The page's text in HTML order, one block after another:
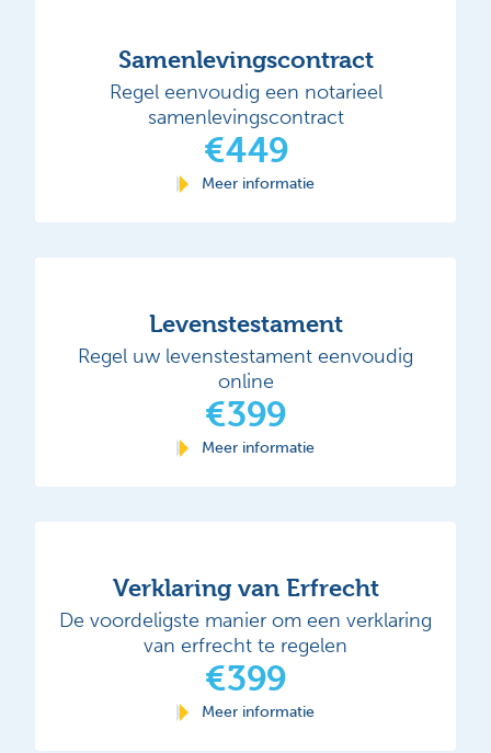
Samenlevingscontract
Regel eenvoudig een notarieel
samenlevingscontract
€449
Meer informatie
Levenstestament
Regel uw levenstestament eenvoudig
online
€399
Meer informatie
Verklaring van Erfrecht
De voordeligste manier om een verklaring
van erfrecht te regelen
€399
Meer informatie